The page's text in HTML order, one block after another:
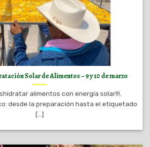
Solar de Alimentos – 9 y 10 de marzo
alimentos con energía solar!!!.
desde la preparación hasta el etiquetado
[...]